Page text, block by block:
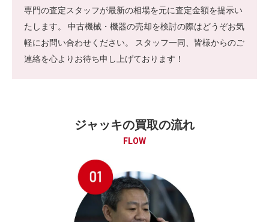
専門の査定スタッフが最新の相場を元に査定金額を提示い
たします。 中古機械・機器の売却を検討の際はどうぞお気
軽にお問い合わせください。 スタッフ一同、皆様からのご
連絡を心よりお待ち申し上げております！
ジャッキの買取の流れ
FLOW